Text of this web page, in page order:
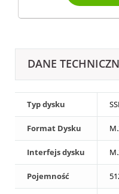
DANE
Typ dysku
Format Dysku
Interfejs dysku
Pojemność